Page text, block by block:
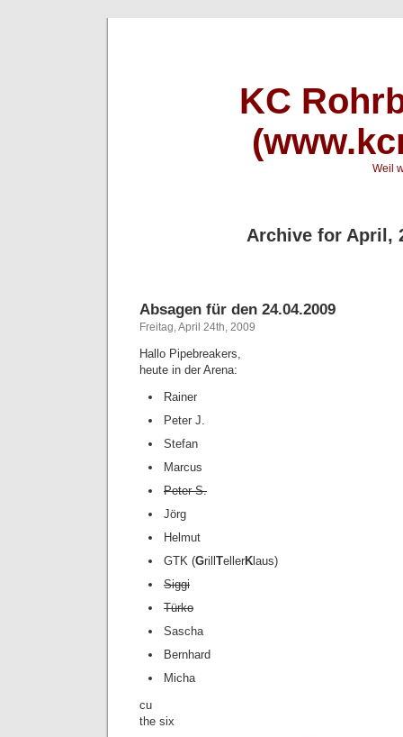
KC
Weil
Archive for April,
Absagen für den 24.04.2009
Freitag, April 24th, 2009
Hallo Pipebreakers,
heute in der Arena:
Rainer
Peter J.
Stefan
Marcus
Peter S.
Jörg
Helmut
GTK (Grill TellerK laus)
Siggi
Türko
Sascha
Bernhard
Micha
cu
the six